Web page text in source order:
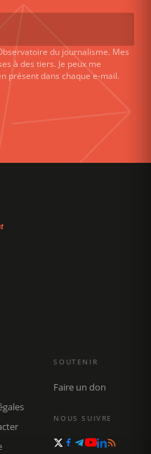
du journalisme. Mes
à des tiers. Je peux me
présent dans chaque e-mail.
SOUTENIR
Faire un don
NOUS SUIVRE